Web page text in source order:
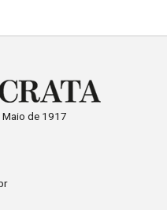
Maio de 1917